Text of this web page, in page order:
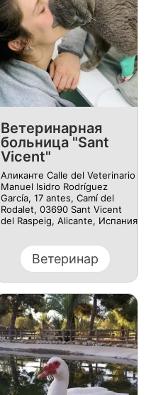
Ветеринарная
больница "Sant
Vicent"
Аликанте Calle del Veterinario
Manuel Isidro Rodríguez
García, 17 antes, Camí del
Rodalet, 03690 Sant Vicent
del Raspeig, Alicante, Испания
Ветеринар